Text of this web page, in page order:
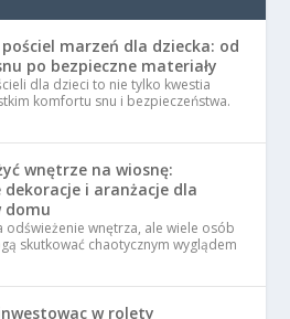
pościel marzeń dla dziecka: od
po bezpieczne materiały
dla dzieci to nie tylko kwestia
komfortu snu i bezpieczeństwa.
wnętrze na wiosnę:
i aranżacje dla
domu
odświeżenie wnętrza, ale wiele osób
skutkować chaotycznym wyglądem
w rolety